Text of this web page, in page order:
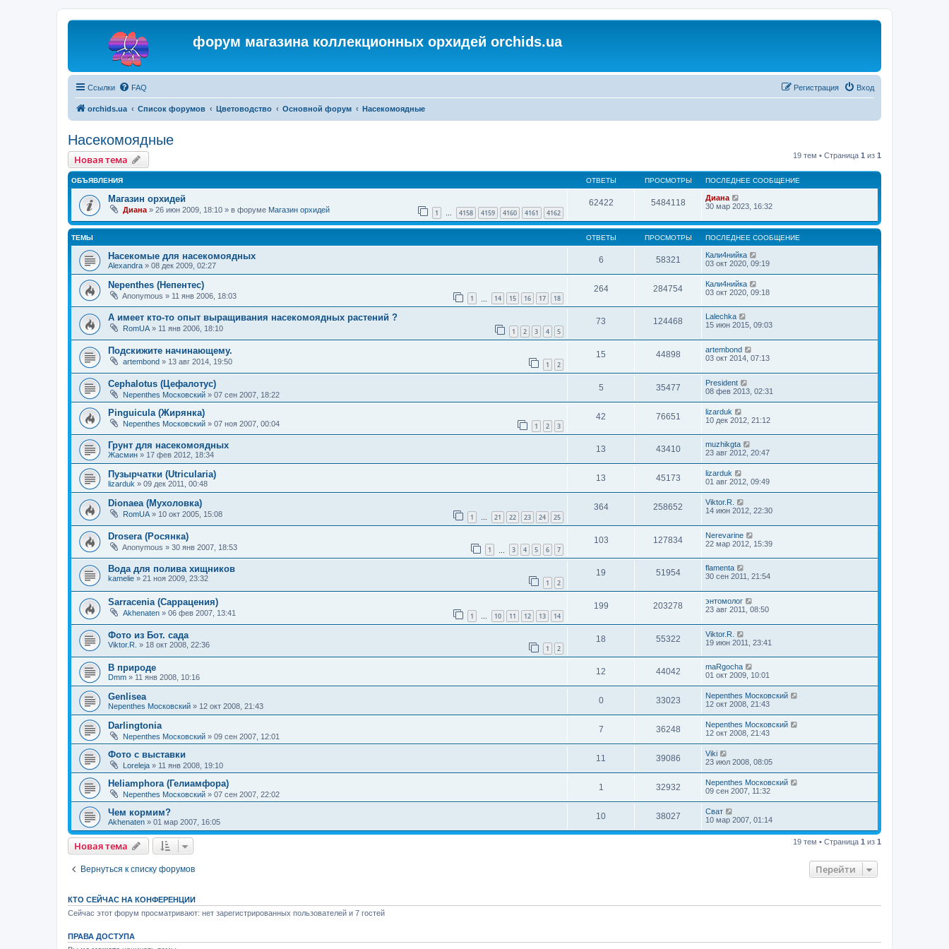
форум магазина коллекционных орхидей orchids.ua
Ссылки FAQ Вход
Регистрация
orchids.ua Список форумов Цветоводство Основной форум Насекомоядные
Насекомоядные
Новая тема 19 тем • Страница 1 из 1
ОБЪЯВЛЕНИЯ ОТВЕТЫ ПРОСМОТРЫ ПОСЛЕДНЕЕ СООБЩЕНИЕ
Магазин орхидей
Диана » 26 июн 2009, 18:10 » в форуме Магазин орхидей 1 … 4158 4159 4160 4161 4162
62422 5484118
Диана
30 мар 2023, 16:32
ТЕМЫ ОТВЕТЫ ПРОСМОТРЫ ПОСЛЕДНЕЕ СООБЩЕНИЕ
Насекомые для насекомоядных
Alexandra » 08 дек 2009, 02:27
6 58321
Кали4нийка
03 окт 2020, 09:19
Nepenthes (Непентес)
Anonymous » 11 янв 2006, 18:03 1 14 15 16 17 18
264 284754
Кали4нийка
03 окт 2020, 09:18
А имеет кто-то опыт выращивания насекомоядных растений ?
RomUA » 11 янв 2006, 18:10 1 2 3 4 5
73 124468
Lalechka
15 июн 2015, 09:03
Подскижите начинающему.
artembond » 13 авг 2014, 19:50 1 2
15 44898
artembond
03 окт 2014, 07:13
Cephalotus (Цефалотус)
Nepenthes Московский » 07 сен 2007, 18:22
5 35477
President
08 фев 2013, 02:31
Pinguicula (Жирянка)
Nepenthes Московский » 07 ноя 2007, 00:04 1 2 3
42 76651
lizarduk
10 дек 2012, 21:12
Грунт для насекомоядных
Жасмин » 17 фев 2012, 18:34
13 43410
muzhikgta
23 авг 2012, 20:47
Пузырчатки (Utricularia)
lizarduk » 09 дек 2011, 00:48
13 45173
lizarduk
01 авг 2012, 09:49
Dionaea (Мухоловка)
RomUA » 10 окт 2005, 15:08 1 … 21 22 23 24 25
364 258652
Viktor.R.
14 июн 2012, 22:30
Drosera (Росянка)
Anonymous » 30 янв 2007, 18:53 1 3 4 5 6 7
103 127834
Nerevarine
22 мар 2012, 15:39
Вода для полива хищников
kamelie » 21 ноя 2009, 23:32 1 2
19 51954
flamenta
30 сен 2011, 21:54
Sarracenia (Саррацения)
Akhenaten » 06 фев 2007, 13:41 1 … 10 11 12 13 14
199 203278
энтомолог
23 авг 2011, 08:50
Фото из Бот. сада
Viktor.R. » 18 окт 2008, 22:36 1 2
18 55322
Viktor.R.
19 июн 2011, 23:41
В природе
Dmm » 11 янв 2008, 10:16
12 44042
maRgocha
01 окт 2009, 10:01
Genlisea
Nepenthes Московский » 12 окт 2008, 21:43
0 33023
Nepenthes Московский
12 окт 2008, 21:43
Darlingtonia
Nepenthes Московский » 09 сен 2007, 12:01
7 36248
Nepenthes Московский
12 окт 2008, 21:43
Фото с выставки
Loreleja » 11 янв 2008, 19:10
11 39086
Viki
23 июл 2008, 08:05
Heliamphora (Гелиамфора)
Nepenthes Московский » 07 сен 2007, 22:02
1 32932
Nepenthes Московский
09 сен 2007, 11:32
Чем кормим?
Akhenaten » 01 мар 2007, 16:05
10 38027
Сват
10 мар 2007, 01:14
Новая тема 19 тем • Страница 1 из 1
Вернуться к списку форумов Перейти
КТО СЕЙЧАС НА КОНФЕРЕНЦИИ
Сейчас этот форум просматривают: нет зарегистрированных пользователей и 7 гостей
ПРАВА ДОСТУПА